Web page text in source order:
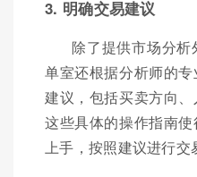
3. 明确交易建议
除了提供市场分
单室还根据分析师的
建议，包括买卖方向、
这些具体的操作指南
上手，按照建议进行交